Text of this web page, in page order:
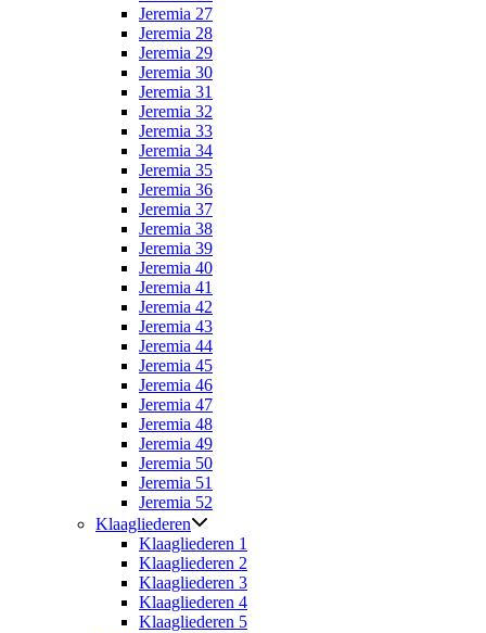
Jeremia 27
Jeremia 28
Jeremia 29
Jeremia 30
Jeremia 31
Jeremia 32
Jeremia 33
Jeremia 34
Jeremia 35
Jeremia 36
Jeremia 37
Jeremia 38
Jeremia 39
Jeremia 40
Jeremia 41
Jeremia 42
Jeremia 43
Jeremia 44
Jeremia 45
Jeremia 46
Jeremia 47
Jeremia 48
Jeremia 49
Jeremia 50
Jeremia 51
Jeremia 52
Klaagliederen
Klaagliederen 1
Klaagliederen 2
Klaagliederen 3
Klaagliederen 4
Klaagliederen 5